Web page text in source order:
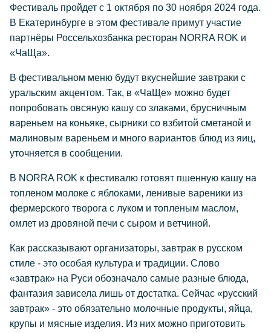
Фестиваль пройдет с 1 октября по 30 ноября 2024 года.
В Екатеринбурге в этом фестивале примут участие
партнёры Россельхозбанка ресторан NORRA ROK и
«ЧаЩа».
В фестивальном меню будут вкуснейшие завтраки с
уральским акцентом. Так, в «ЧаЩе» можно будет
попробовать овсяную кашу со злаками, брусничным
вареньем на коньяке, сырники со взбитой сметаной и
малиновым вареньем и много вариантов блюд из яиц,
уточняется в сообщении.
В NORRA ROK к фестивалю готовят пшенную кашу на
топленом молоке с яблоками, ленивые вареники из
фермерского творога с луком и топленым маслом,
омлет из дровяной печи с сыром и ветчиной.
Как рассказывают организаторы, завтрак в русском
стиле - это особая культура и традиции. Слово
«завтрак» на Руси обозначало самые разные блюда,
фантазия зависела лишь от достатка. Сейчас «русский
завтрак» - это обязательно молочные продукты, яйца,
крупы и мясные изделия. Из них можно приготовить